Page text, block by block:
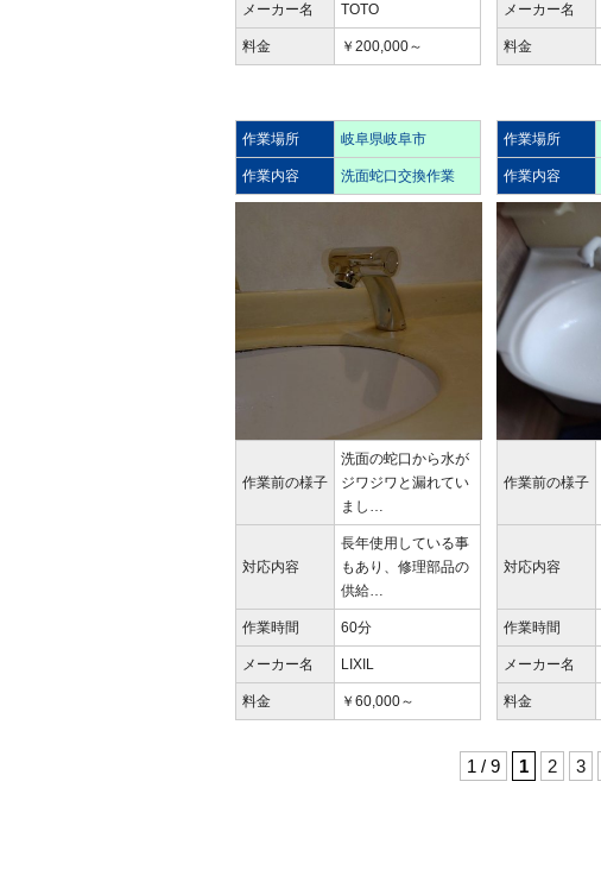
メーカー名 TOTO
料金 ￥200,000～
メーカー名
料金
作業場所 岐阜県岐阜市
作業内容 洗面蛇口交換作業
作業前の様子
洗面の蛇口から水が
ジワジワと漏れてい
まし…
対応内容
長年使用している事
もあり、修理部品の
供給…
作業時間 60分
メーカー名 LIXIL
料金 ￥60,000～
作業場所
作業内容
作業前の様子
対応内容
作業時間
メーカー名
料金
1 / 9 1 2 3